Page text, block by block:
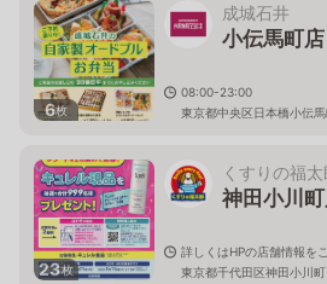
6枚
成城石井
小伝馬町店
08:00-23:00
東京都中央区日本橋小伝
23枚
くすりの福太
神田小川
詳しくはHPの店舗情報を
東京都千代田区神田小川町